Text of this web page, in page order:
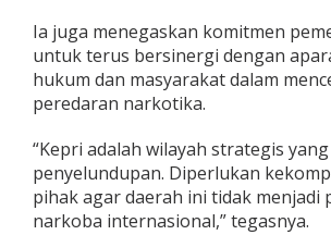
Ia juga menegaskan komitmen
untuk terus bersinergi dengan
hukum dan masyarakat dalam
peredaran narkotika.
“Kepri adalah wilayah strategis
penyelundupan. Diperlukan
pihak agar daerah ini tidak menjadi
narkoba internasional,” tegasnya.